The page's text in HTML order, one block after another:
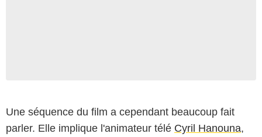
Une séquence du film a cependant beaucoup fait
parler. Elle implique l'animateur télé Cyril Hanouna,